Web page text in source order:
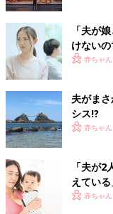
「夫が
けない
183回
赤ちゃ
夫がま
シス!?
赤ちゃ
「夫が
えてい
赤ちゃ